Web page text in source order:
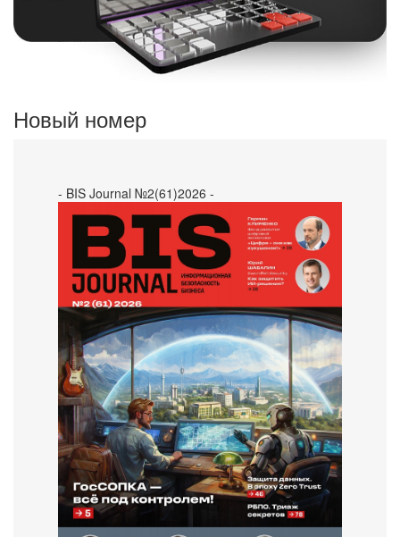
Новый номер
- BIS Journal №2(61)2026 -